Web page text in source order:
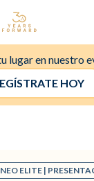
lugar en nuestro
HOY
ELITE |